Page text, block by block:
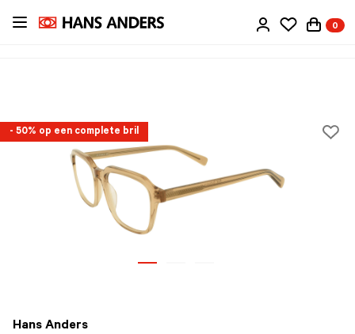
Ga
0
- 50% op een complete bril
Hans Anders